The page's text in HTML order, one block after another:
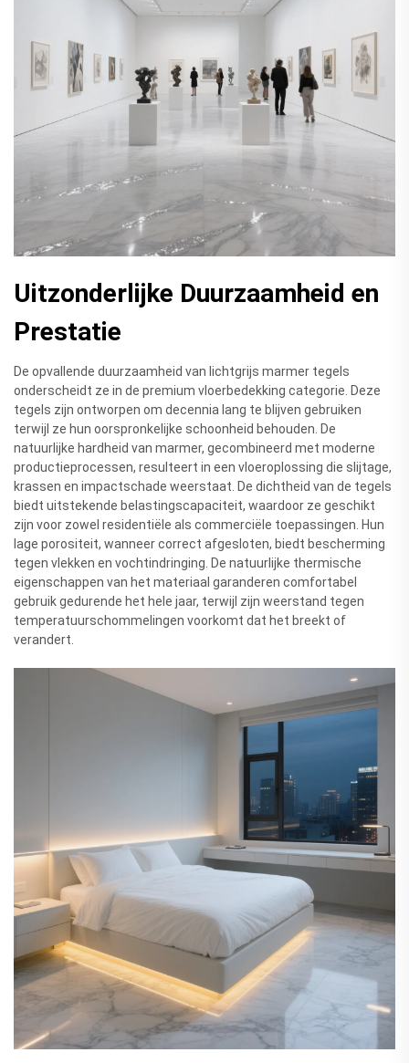
Uitzonderlijke Duurzaamheid en
Prestatie
De opvallende duurzaamheid van lichtgrijs marmer tegels
onderscheidt ze in de premium vloerbedekking categorie. Deze
tegels zijn ontworpen om decennia lang te blijven gebruiken
terwijl ze hun oorspronkelijke schoonheid behouden. De
natuurlijke hardheid van marmer, gecombineerd met moderne
productieprocessen, resulteert in een vloeroplossing die slijtage,
krassen en impactschade weerstaat. De dichtheid van de tegels
biedt uitstekende belastingscapaciteit, waardoor ze geschikt
zijn voor zowel residentiële als commerciële toepassingen. Hun
lage porositeit, wanneer correct afgesloten, biedt bescherming
tegen vlekken en vochtindringing. De natuurlijke thermische
eigenschappen van het materiaal garanderen comfortabel
gebruik gedurende het hele jaar, terwijl zijn weerstand tegen
temperatuurschommelingen voorkomt dat het breekt of
verandert.